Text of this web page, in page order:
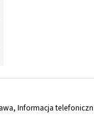
Informacja